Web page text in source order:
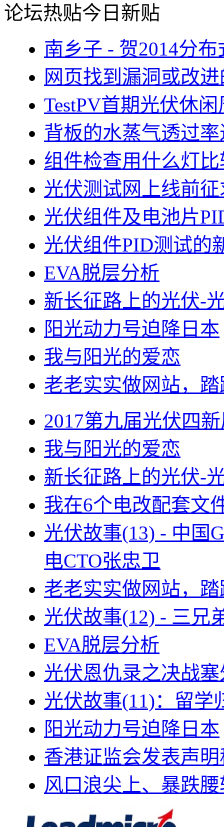
论坛热贴今日新贴
南乡子 - 贺2014分
网页找到漏洞或改
TestPV首期光伏休
背板的水蒸气透过
组件检查用什么灯
光伏测试网上线前
光伏组件及电池片
光伏组件PID测试的
EVA脱层分析
新长征路上的光伏-
阳光动力号迫降日本
我与阳光的爱恋
老老实实做网站，
2017第九届光伏四
我与阳光的爱恋
新长征路上的光伏-
我在6个电改配套文
光伏故事(13) - 中国
电CTO张忠卫
老老实实做网站，
光伏故事(12) - 三兄
EVA脱层分析
光伏恩仇录之决战
光伏故事(11)：留学
阳光动力号迫降日本
香港证监会发表声
风口浪尖上、暴跌